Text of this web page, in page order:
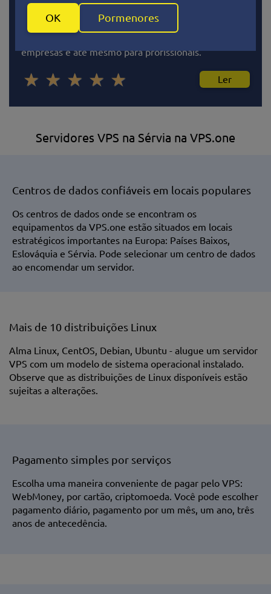
Comprei um VPS deste provedor há um mês e
esperei até agora para dar minha opinião depois de
testar este VPS, e a única coisa que posso dizer é:
empresas e até mesmo para profissionais.
Ler
Servidores VPS na Sérvia na VPS.one
Centros de dados confiáveis em locais populares
Os centros de dados onde se encontram os
equipamentos da VPS.one estão situados em locais
estratégicos importantes na Europa: Países Baixos,
Eslováquia e Sérvia. Pode selecionar um centro de dados
ao encomendar um servidor.
Mais de 10 distribuições Linux
Alma Linux, CentOS, Debian, Ubuntu - alugue um servidor
VPS com um modelo de sistema operacional instalado.
Observe que as distribuições de Linux disponíveis estão
sujeitas a alterações.
Pagamento simples por serviços
Escolha uma maneira conveniente de pagar pelo VPS:
WebMoney, por cartão, criptomoeda. Você pode escolher
pagamento diário, pagamento por um mês, um ano, três
anos de antecedência.
OK Pormenores